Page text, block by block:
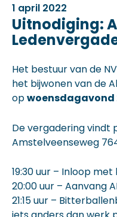
1 april 2022
Uitnodiging:
Het bestuur van de
het bijwonen van de
opwoensdagavond
De vergadering vindt
Amstelveenseweg
19:30 uur – Inloop
20:00 uur – Aanvang
21:15 uur –